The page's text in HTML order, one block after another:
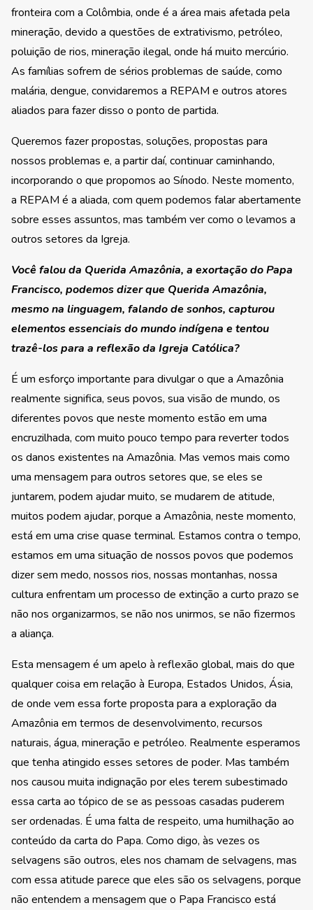
fronteira com a Colômbia, onde é a área mais afetada pela
mineração, devido a questões de extrativismo, petróleo,
poluição de rios, mineração ilegal, onde há muito mercúrio.
As famílias sofrem de sérios problemas de saúde, como
malária, dengue, convidaremos a REPAM e outros atores
aliados para fazer disso o ponto de partida.
Queremos fazer propostas, soluções, propostas para
nossos problemas e, a partir daí, continuar caminhando,
incorporando o que propomos ao Sínodo. Neste momento,
a REPAM é a aliada, com quem podemos falar abertamente
sobre esses assuntos, mas também ver como o levamos a
outros setores da Igreja.
Você falou da Querida Amazônia, a exortação do Papa
Francisco, podemos dizer que Querida Amazônia,
mesmo na linguagem, falando de sonhos, capturou
elementos essenciais do mundo indígena e tentou
trazê-los para a reflexão da Igreja Católica?
É um esforço importante para divulgar o que a Amazônia
realmente significa, seus povos, sua visão de mundo, os
diferentes povos que neste momento estão em uma
encruzilhada, com muito pouco tempo para reverter todos
os danos existentes na Amazônia. Mas vemos mais como
uma mensagem para outros setores que, se eles se
juntarem, podem ajudar muito, se mudarem de atitude,
muitos podem ajudar, porque a Amazônia, neste momento,
está em uma crise quase terminal. Estamos contra o tempo,
estamos em uma situação de nossos povos que podemos
dizer sem medo, nossos rios, nossas montanhas, nossa
cultura enfrentam um processo de extinção a curto prazo se
não nos organizarmos, se não nos unirmos, se não fizermos
a aliança.
Esta mensagem é um apelo à reflexão global, mais do que
qualquer coisa em relação à Europa, Estados Unidos, Ásia,
de onde vem essa forte proposta para a exploração da
Amazônia em termos de desenvolvimento, recursos
naturais, água, mineração e petróleo. Realmente esperamos
que tenha atingido esses setores de poder. Mas também
nos causou muita indignação por eles terem subestimado
essa carta ao tópico de se as pessoas casadas puderem
ser ordenadas. É uma falta de respeito, uma humilhação ao
conteúdo da carta do Papa. Como digo, às vezes os
selvagens são outros, eles nos chamam de selvagens, mas
com essa atitude parece que eles são os selvagens, porque
não entendem a mensagem que o Papa Francisco está